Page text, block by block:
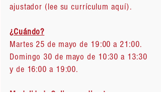
ajustador (lee su currículumaquí).
¿Cuándo?
Martes 25 de mayo de 19:00 a 21:00.
Domingo 30 de mayo de 10:30 a 13:30
y de 16:00 a 19:00.
Modalidad: Online en directo.